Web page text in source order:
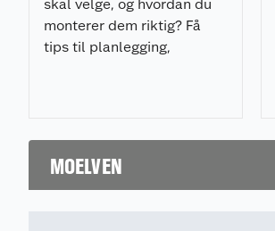
skal velge, og hvordan du
monterer dem riktig? Få
tips til planlegging,
MOELVEN